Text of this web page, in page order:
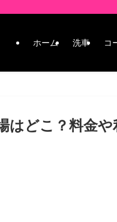
ホーム 洗車 コ
どこ？料金や